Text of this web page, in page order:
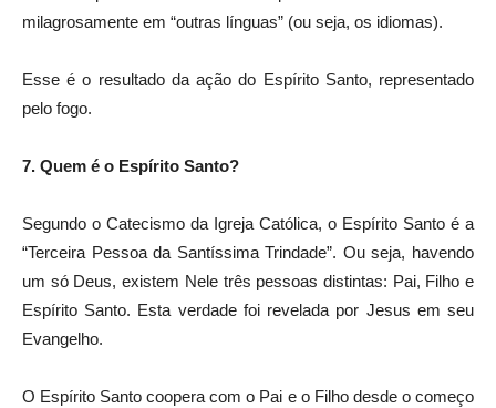
milagrosamente em “outras línguas” (ou seja, os idiomas).
Esse é o resultado da ação do Espírito Santo, representado
pelo fogo.
7. Quem é o Espírito Santo?
Segundo o Catecismo da Igreja Católica, o Espírito Santo é a
“Terceira Pessoa da Santíssima Trindade”. Ou seja, havendo
um só Deus, existem Nele três pessoas distintas: Pai, Filho e
Espírito Santo. Esta verdade foi revelada por Jesus em seu
Evangelho.
O Espírito Santo coopera com o Pai e o Filho desde o começo